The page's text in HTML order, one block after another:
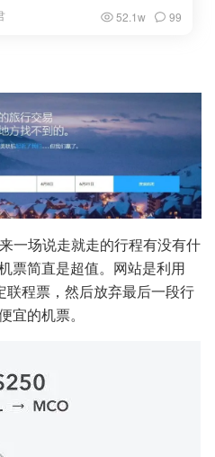
52.1w 99
一场说走就走的行程有没有什
票简直是超值。网站是利用
联程票，然后放弃最后一段行
宜的机票。